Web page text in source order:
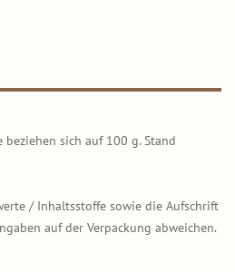
sich auf 100 g. Stand
/ Inhaltsstoffe sowie die Aufschrift
auf der Verpackung abweichen.